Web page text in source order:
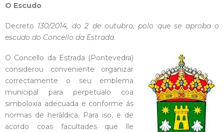
O Escudo
Decreto 130/2014, do 2 de outubro, polo que se aproba o
escudo do Concello da Estrada.
O Concello da Estrada (Pontevedra)
considerou conveniente organizar
correctamente o seu emblema
municipal para perpetualo coa
simboloxía adecuada e conforme ás
normas de heráldica. Para iso, e de
acordo coas facultades que lle